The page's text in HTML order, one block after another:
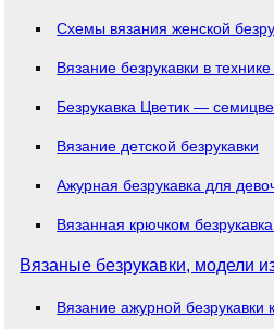
Схемы вязания женской
Вязание безрукавки в
Безрукавка Цветик —
Вязание детской безрукавки
Ажурная безрукавка для
Вязанная крючком
Вязаные безрукавки, модели
Вязание ажурной безрукавки